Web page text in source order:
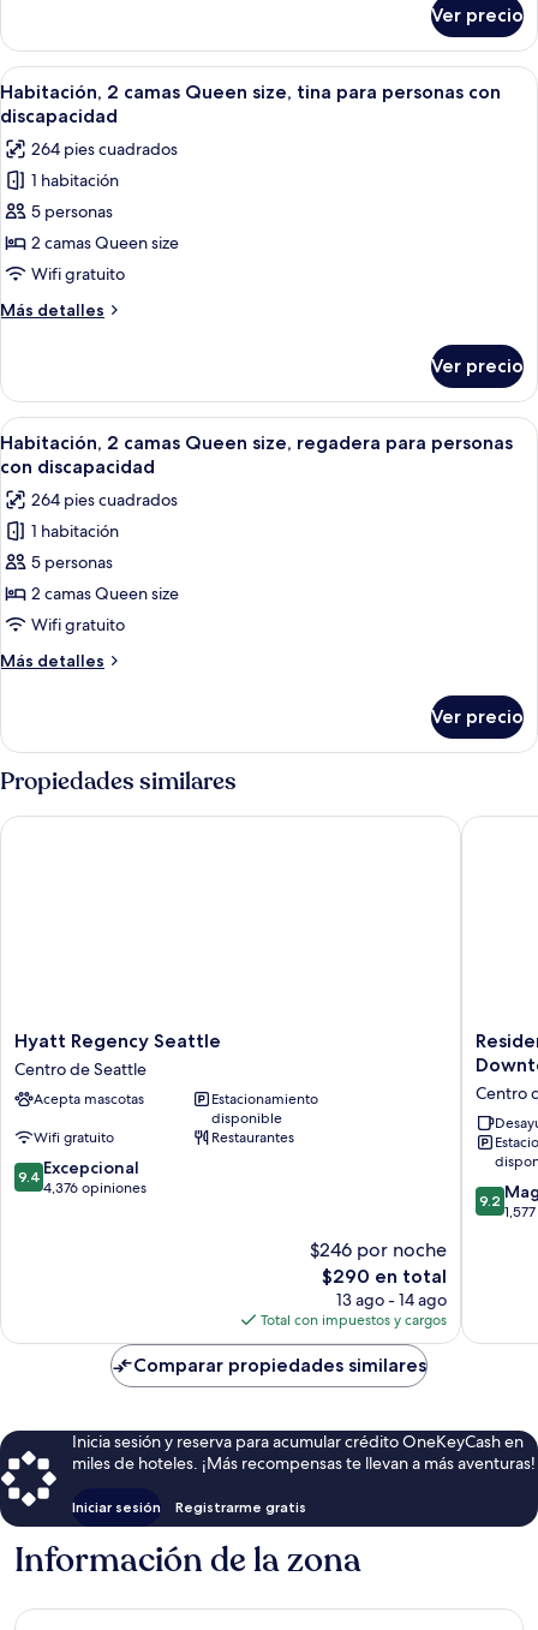
para
personas
con
discapacidad
auditiva
2
camas
Queen
size,
notificación
para
personas
con
discapacidad
auditiva
Ver precio
Abrir
todas
las
fotos
de
Habitación,
2
camas
Queen
size,
para
personas
con
discapacidad
Habitación de hotel con dos camas,
7
Habitación, 2 camas Queen size, tina para personas con
discapacidad
264 pies cuadrados
1 habitación
5 personas
2 camas Queen size
Wifi gratuito
Más detalles
Más
2
camas
Queen
size,
para
personas
con
discapacidad
Ver precio
Abrir
todas
las
fotos
de
Habitación,
2
camas
Queen
size,
para
personas
con
discapacidad
Habitación de hotel con dos camas,
8
Habitación, 2 camas Queen size, regadera para personas
con discapacidad
264 pies cuadrados
1 habitación
5 personas
2 camas Queen size
Wifi gratuito
Más detalles
Más
2
camas
Queen
size,
regadera
Ver precio
Propiedades similares
Hyatt
Regency
Seattle
Centro
Seattle
Hyatt Regency Seattle
Centro de Seattle
Acepta mascotas
Estacionamiento
disponible
Wifi gratuito
Restaurantes
9.4
de
9.4 Excepcional
4,376 opiniones
$246 por noche
El
precio
actual
es
de
$290
$290 en total
13 ago - 14 ago
Total con impuestos y cargos
Hyatt Regency Seattle
Inn
Marriott
Seattle
Center
Centro
de
Centro
9.2
de
9.2
Comparar propiedades similares
Inicia sesión y reserva para acumular crédito OneKeyCash en
miles de hoteles. ¡Más recompensas te llevan a más aventuras!
Iniciar sesión Registrarme gratis
Información de la zona